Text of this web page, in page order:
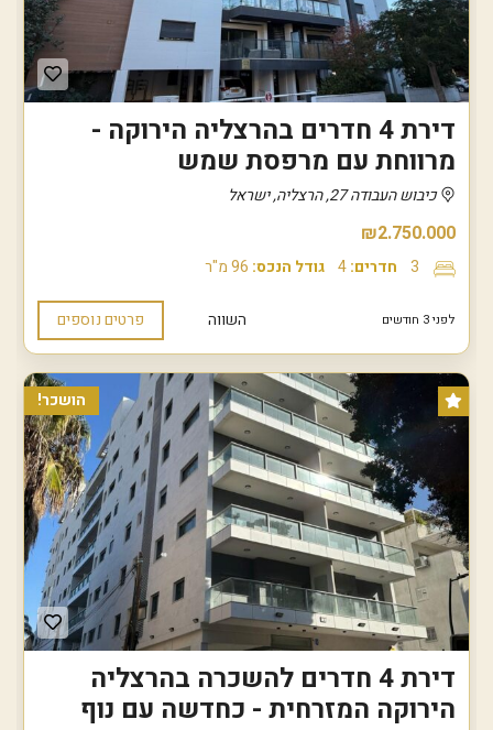
דירת 4 חדרים בהרצליה הירוקה -
מרווחת עם מרפסת שמש
כיבוש העבודה 27, הרצליה, ישראל
₪2.750.000
3 חדרים:4 גודל הנכס: 96 מ"ר
לפני 3 חודשים השווה פרטים נוספים
הושכר!
דירת 4 חדרים להשכרה בהרצליה
הירוקה המזרחית - כחדשה עם נוף